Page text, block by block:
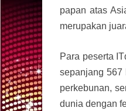
papan atas
merupakan
Para peserta
sepanjang 567
perkebunan,
dunia dengan